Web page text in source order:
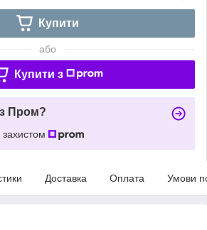
Купити
або
Купити з
Пром?
Доставка Оплата Умови